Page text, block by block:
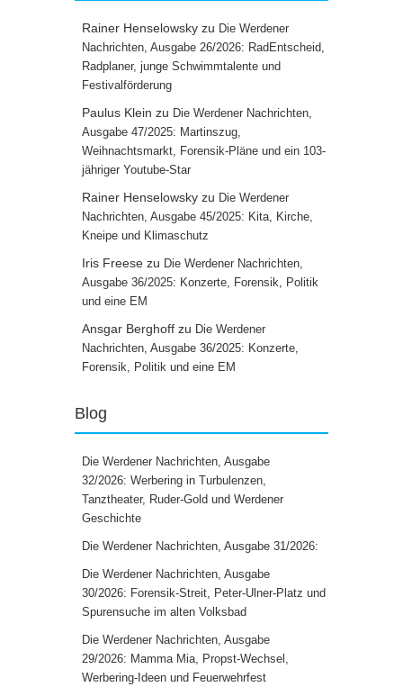
Rainer Henselowsky zu Die Werdener
Nachrichten, Ausgabe 26/2026: RadEntscheid,
Radplaner, junge Schwimmtalente und
Festivalförderung
Paulus Klein zu Die Werdener Nachrichten,
Ausgabe 47/2025: Martinszug,
Weihnachtsmarkt, Forensik-Pläne und ein 103-
jähriger Youtube-Star
Rainer Henselowsky zu Die Werdener
Nachrichten, Ausgabe 45/2025: Kita, Kirche,
Kneipe und Klimaschutz
Iris Freese zu Die Werdener Nachrichten,
Ausgabe 36/2025: Konzerte, Forensik, Politik
und eine EM
Ansgar Berghoff zu Die Werdener
Nachrichten, Ausgabe 36/2025: Konzerte,
Forensik, Politik und eine EM
Blog
Die Werdener Nachrichten, Ausgabe
32/2026: Werbering in Turbulenzen,
Tanztheater, Ruder-Gold und Werdener
Geschichte
Die Werdener Nachrichten, Ausgabe 31/2026:
Die Werdener Nachrichten, Ausgabe
30/2026: Forensik-Streit, Peter-Ulner-Platz und
Spurensuche im alten Volksbad
Die Werdener Nachrichten, Ausgabe
29/2026: Mamma Mia, Propst-Wechsel,
Werbering-Ideen und Feuerwehrfest